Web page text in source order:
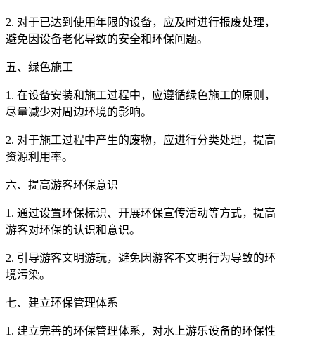
2. 对于已达到使用年限的设备，应及时进行报废处理，
避免因设备老化导致的安全和环保问题。
五、绿色施工
1. 在设备安装和施工过程中，应遵循绿色施工的原则，
尽量减少对周边环境的影响。
2. 对于施工过程中产生的废物，应进行分类处理，提高
资源利用率。
六、提高游客环保意识
1. 通过设置环保标识、开展环保宣传活动等方式，提高
游客对环保的认识和意识。
2. 引导游客文明游玩，避免因游客不文明行为导致的环
境污染。
七、建立环保管理体系
1. 建立完善的环保管理体系，对水上游乐设备的环保性